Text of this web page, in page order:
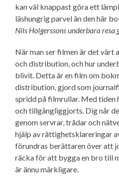
kan väl knappast göra ett
läshungrig parvel än den här
Nils Holgerssons underbara resa
När man ser filmen är det värt
och distribution, och hur
blivit. Detta är en film om
distribution, gjord som
spridd på filmrullar. Med tiden
och tillgängliggjorts. Dig når
genom servrar, trådar och
hjälp av rättighetsklareringar
förundras berättaren över att
räcka för att bygga en bro till
är ännu märkligare.